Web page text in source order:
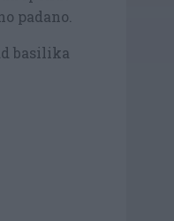
padano.
basilika